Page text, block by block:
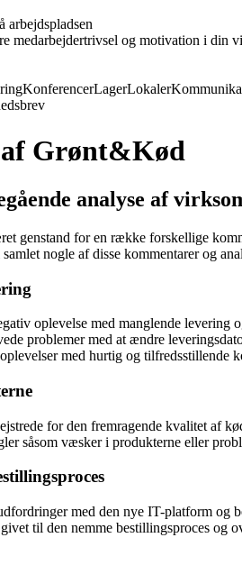
arbejdspladsen
medarbejdertrivsel og motivation i din
KonferencerLagerLokaler
Grønt&Kød
analyse af
genstand for en række forskellige
nogle af disse kommentarer og
oplevelse med manglende
problemer med at ændre
med hurtig og
for den fremragende kvalitet af
såsom væsker i produkterne eller
med den nye IT-platform og
til den nemme bestillingsproces og